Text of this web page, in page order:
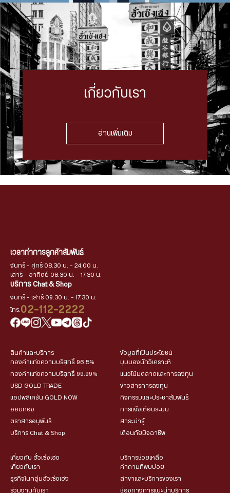
เกี่ยวกับเรา
อ่านเพิ่มเติม
เวลาทำการลูกค้าสัมพันธ์
จันทร์ - ศุกร์ 08.30 น. - 24.00 น.
เสาร์ - อาทิตย์ 08.30 น. - 17.30 น.
บริการ Chat & Shop
จันทร์ - เสาร์ 09.30 น. - 17.30 น.
โทร. 02-112-2222
สินค้าและบริการ
ทองคำแท่งความบริสุทธิ์ 96.5%
ทองคำแท่งความบริสุทธิ์ 99.99%
USD GOLD TRADE
แอปพลิเคชัน GOLD NOW
ออมทอง
ตราสารอนุพันธ์
บริการ Chat & Shop
ข้อมูลที่เป็นประโยชน์
มุมมองนักวิเคราะห์
แนวโน้มตลาดและการลงทุน
ข่าวสารการลงทุน
กิจกรรมและประชาสัมพันธ์
การแจ้งเตือนระบบ
สาระน่ารู้
เตือนภัยมิจฉาชีพ
เกี่ยวกับ ฮั่วเซ่งเฮง
เกี่ยวกับเรา
ธุรกิจในกลุ่มฮั่วเซ่งเฮง
ร่วมงานกับเรา
บริการช่วยเหลือ
คำถามที่พบบ่อย
สาขาและบริการของเรา
ช่องทางการแนะนำบริการ